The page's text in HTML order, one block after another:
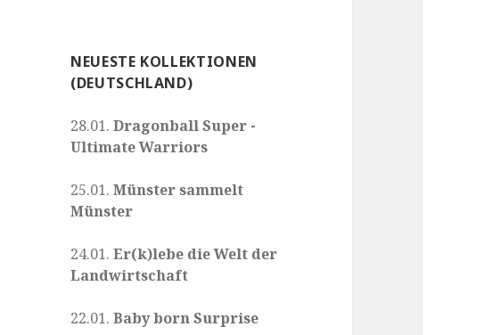
NEUESTE KOLLEKTIONEN
(DEUTSCHLAND)
28.01.Dragonball Super -
Ultimate Warriors
25.01.Münster sammelt
Münster
24.01.Er(k)lebe die Welt der
Landwirtschaft
22.01.Baby born Surprise